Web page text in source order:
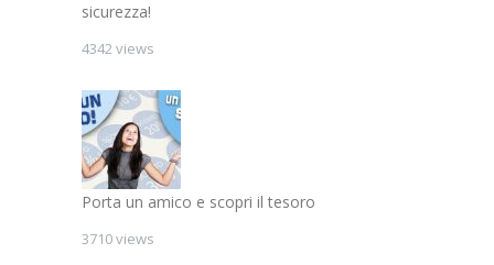
sicurezza!
4342 views
Porta un amico e scopri il tesoro
3710 views